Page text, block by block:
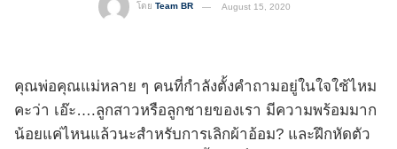
โดย Team BR August 15, 2020
คุณพ่อคุณแม่หลาย ๆ คนที่กำลังตั้งคำถามอยู่ในใจใช้ไหม
คะว่า เอ๊ะ….ลูกสาวหรือลูกชายของเรา มีความพร้อมมาก
น้อยแค่ไหนแล้วนะสำหรับการเลิกผ้าอ้อม? และฝึกหัดตัว